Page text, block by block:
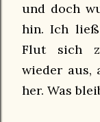
und doch
hin. Ich
Flut sich
wieder aus,
her. Was